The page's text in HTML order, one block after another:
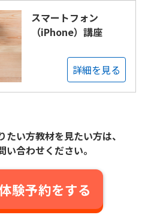
スマートフォン
（iPhone）講座
詳細を見る
い方教材を見たい方は、
合わせください。
験予約をする